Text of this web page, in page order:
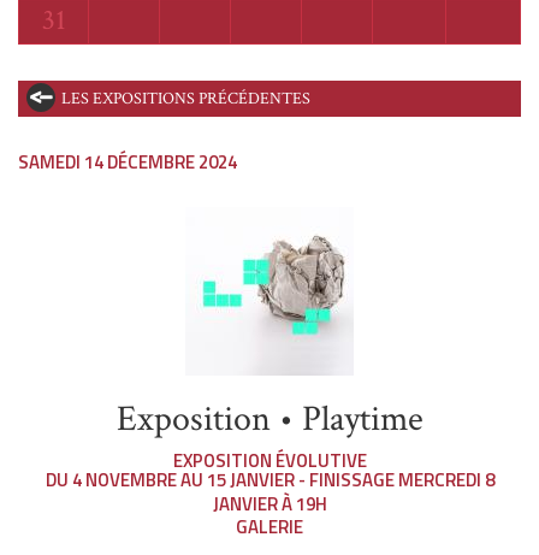
Lundi
31
LES EXPOSITIONS PRÉCÉDENTES
SAMEDI 14 DÉCEMBRE 2024
Exposition • Playtime
EXPOSITION ÉVOLUTIVE
DU 4 NOVEMBRE AU 15 JANVIER - FINISSAGE MERCREDI 8
JANVIER À 19H
GALERIE